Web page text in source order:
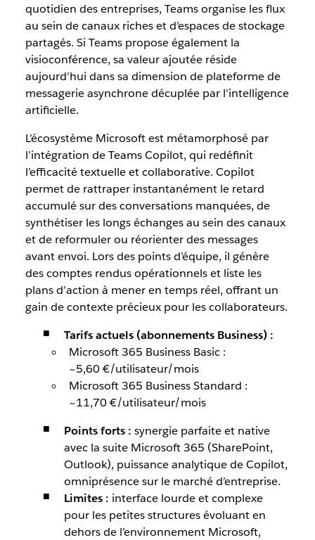
quotidien des entreprises, Teams organise les flux
au sein de canaux riches et d’espaces de stockage
partagés. Si Teams propose également la
visioconférence, sa valeur ajoutée réside
aujourd’hui dans sa dimension de plateforme de
messagerie asynchrone décuplée par l’intelligence
artificielle.
L’écosystème Microsoft est métamorphosé par
l’intégration de Teams Copilot, qui redéfinit
l’efficacité textuelle et collaborative. Copilot
permet de rattraper instantanément le retard
accumulé sur des conversations manquées, de
synthétiser les longs échanges au sein des canaux
et de reformuler ou réorienter des messages
avant envoi. Lors des points d’équipe, il génère
des comptes rendus opérationnels et liste les
plans d’action à mener en temps réel, offrant un
gain de contexte précieux pour les collaborateurs.
Tarifs actuels (abonnements Business) :
Microsoft 365 Business Basic :
~5,60 €/utilisateur/mois
Microsoft 365 Business Standard :
~11,70 €/utilisateur/mois
Points forts : synergie parfaite et native
avec la suite Microsoft 365 (SharePoint,
Outlook), puissance analytique de Copilot,
omniprésence sur le marché d’entreprise.
Limites : interface lourde et complexe
pour les petites structures évoluant en
dehors de l’environnement Microsoft,